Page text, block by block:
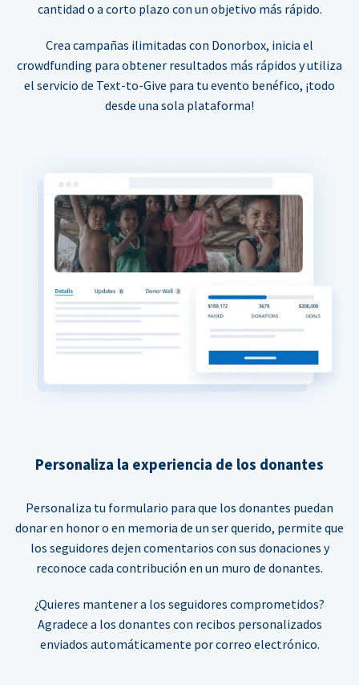
cantidad o a corto plazo con un objetivo más rápido.
Crea campañas ilimitadas con Donorbox, inicia el
crowdfunding para obtener resultados más rápidos y utiliza
el servicio de Text-to-Give para tu evento benéfico, ¡todo
desde una sola plataforma!
Personaliza la experiencia de los donantes
Personaliza tu formulario para que los donantes puedan
donar en honor o en memoria de un ser querido, permite que
los seguidores dejen comentarios con sus donaciones y
reconoce cada contribución en un muro de donantes.
¿Quieres mantener a los seguidores comprometidos?
Agradece a los donantes con recibos personalizados
enviados automáticamente por correo electrónico.